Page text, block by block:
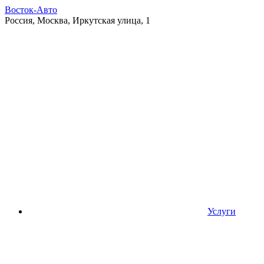
Восток-Авто
Россия, Москва, Иркутская улица, 1
Услуги